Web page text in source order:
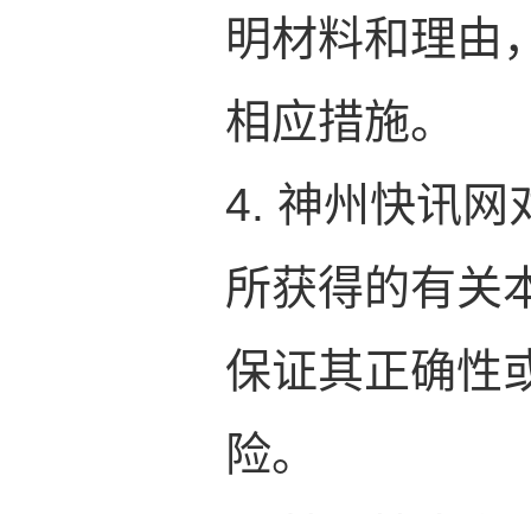
明材料和理由
相应措施。
4. 神州快讯网
所获得的有关
保证其正确性
险。